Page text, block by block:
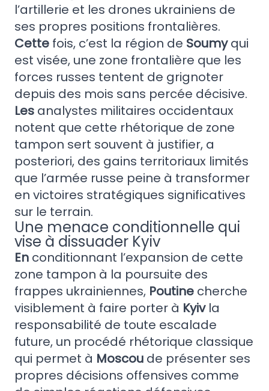
l’artillerie et les drones ukrainiens de
ses propres positions frontalières.
Cette fois, c’est la région de Soumyqui
est visée, une zone frontalière que les
forces russes tentent de grignoter
depuis des mois sans percée décisive.
Les analystes militaires occidentaux
notent que cette rhétorique de zone
tampon sert souvent à justifier, a
posteriori, des gains territoriaux limités
que l’armée russe peine à transformer
en victoires stratégiques significatives
sur le terrain.
Une menace conditionnelle qui
vise à dissuader Kyiv
En conditionnant l’expansion de cette
zone tampon à la poursuite des
frappes ukrainiennes, Poutine cherche
visiblement à faire porter à Kyivla
responsabilité de toute escalade
future, un procédé rhétorique classique
qui permet à Moscou de présenter ses
propres décisions offensives comme